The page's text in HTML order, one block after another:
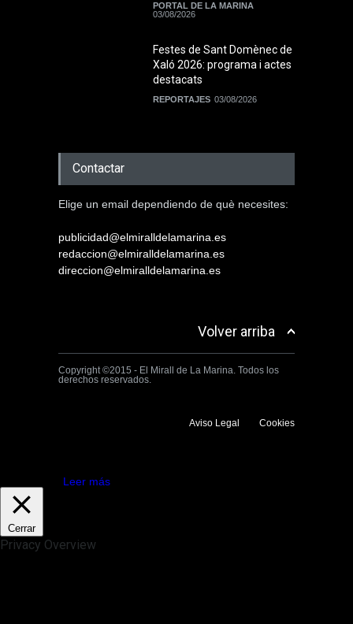
PORTAL DE LA MARINA
03/08/2026
Festes de Sant Domènec de
Xaló 2026: programa i actes
destacats
REPORTAJES 03/08/2026
Contactar
Elige un email dependiendo de què necesites:
publicidad@elmiralldelamarina.es
redaccion@elmiralldelamarina.es
direccion@elmiralldelamarina.es
Volver arriba
Copyright ©2015 - El Mirall de La Marina. Todos los
derechos reservados.
Aviso Legal Cookies
Leer más
Cerrar
Privacy Overview